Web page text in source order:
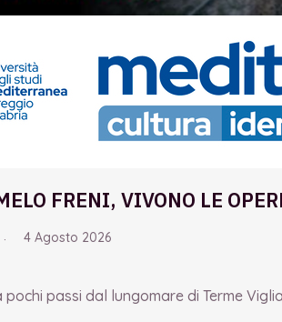
FRENI, VIVONO LE
4 Agosto 2026
pochi passi dal lungomare di Terme